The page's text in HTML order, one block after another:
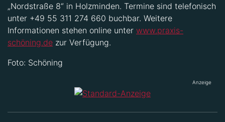
„Nordstraße 8“ in Holzminden. Termine sind telefonisch
unter +49 55 311 274 660 buchbar. Weitere
Informationen stehen online unter www.praxis-
schöning.de zur Verfügung.
Foto: Schöning
Anzeige